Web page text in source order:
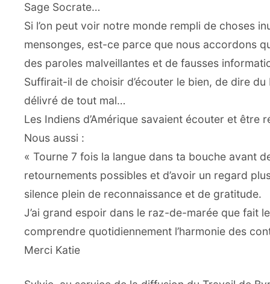
Sage Socrate…
Si l’on peut voir notre monde rempli de choses
mensonges, est-ce parce que nous accordons
des paroles malveillantes et de fausses
Suffirait-il de choisir d’écouter le bien, de dire
délivré de tout mal…
Les Indiens d’Amérique savaient écouter et être
Nous aussi :
« Tourne 7 fois la langue dans ta bouche avant
retournements possibles et d’avoir un regard
silence plein de reconnaissance et de gratitude.
J’ai grand espoir dans le raz-de-marée que fait
comprendre quotidiennement l’harmonie des
Merci Katie